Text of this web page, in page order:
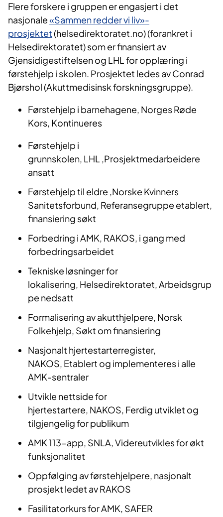
Flere forskere i gruppen er engasjert i det
nasjonale«Sammen redder vi liv»-
prosjektet(helsedirektoratet.no) (forankret i
Helsedirektoratet) som er finansiert av
Gjensidigestiftelsen og LHL for opplæring i
førstehjelp i skolen. Prosjektet ledes av Conrad
Bjørshol (Akuttmedisinsk forskningsgruppe).
Førstehjelp i barnehagene, Norges Røde
Kors, Kontinueres
Førstehjelp i
grunnskolen, LHL ,Prosjektmedarbeidere
ansatt
Førstehjelp til eldre ,Norske Kvinners
Sanitetsforbund, Referansegruppe etablert,
finansiering søkt
Forbedring i AMK, RAKOS, i gang med
forbedringsarbeidet
Tekniske løsninger for
lokalisering, Helsedirektoratet, Arbeidsgrup
pe nedsatt
Formalisering av akutthjelpere, Norsk
Folkehjelp, Søkt om finansiering
Nasjonalt hjertestarterregister,
NAKOS, Etablert og implementeres i alle
AMK-sentraler
Utvikle nettside for
hjertestartere, NAKOS, Ferdig utviklet og
tilgjengelig for publikum
AMK 113-app, SNLA, Videreutvikles for økt
funksjonalitet
Oppfølging av førstehjelpere, nasjonalt
prosjekt ledet av RAKOS
Fasilitatorkurs for AMK, SAFER